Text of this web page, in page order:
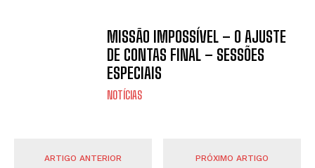
MISSÃO IMPOSSÍVEL – O AJUSTE
DE CONTAS FINAL – SESSÕES
ESPECIAIS
NOTÍCIAS
ARTIGO ANTERIOR PRÓXIMO ARTIGO